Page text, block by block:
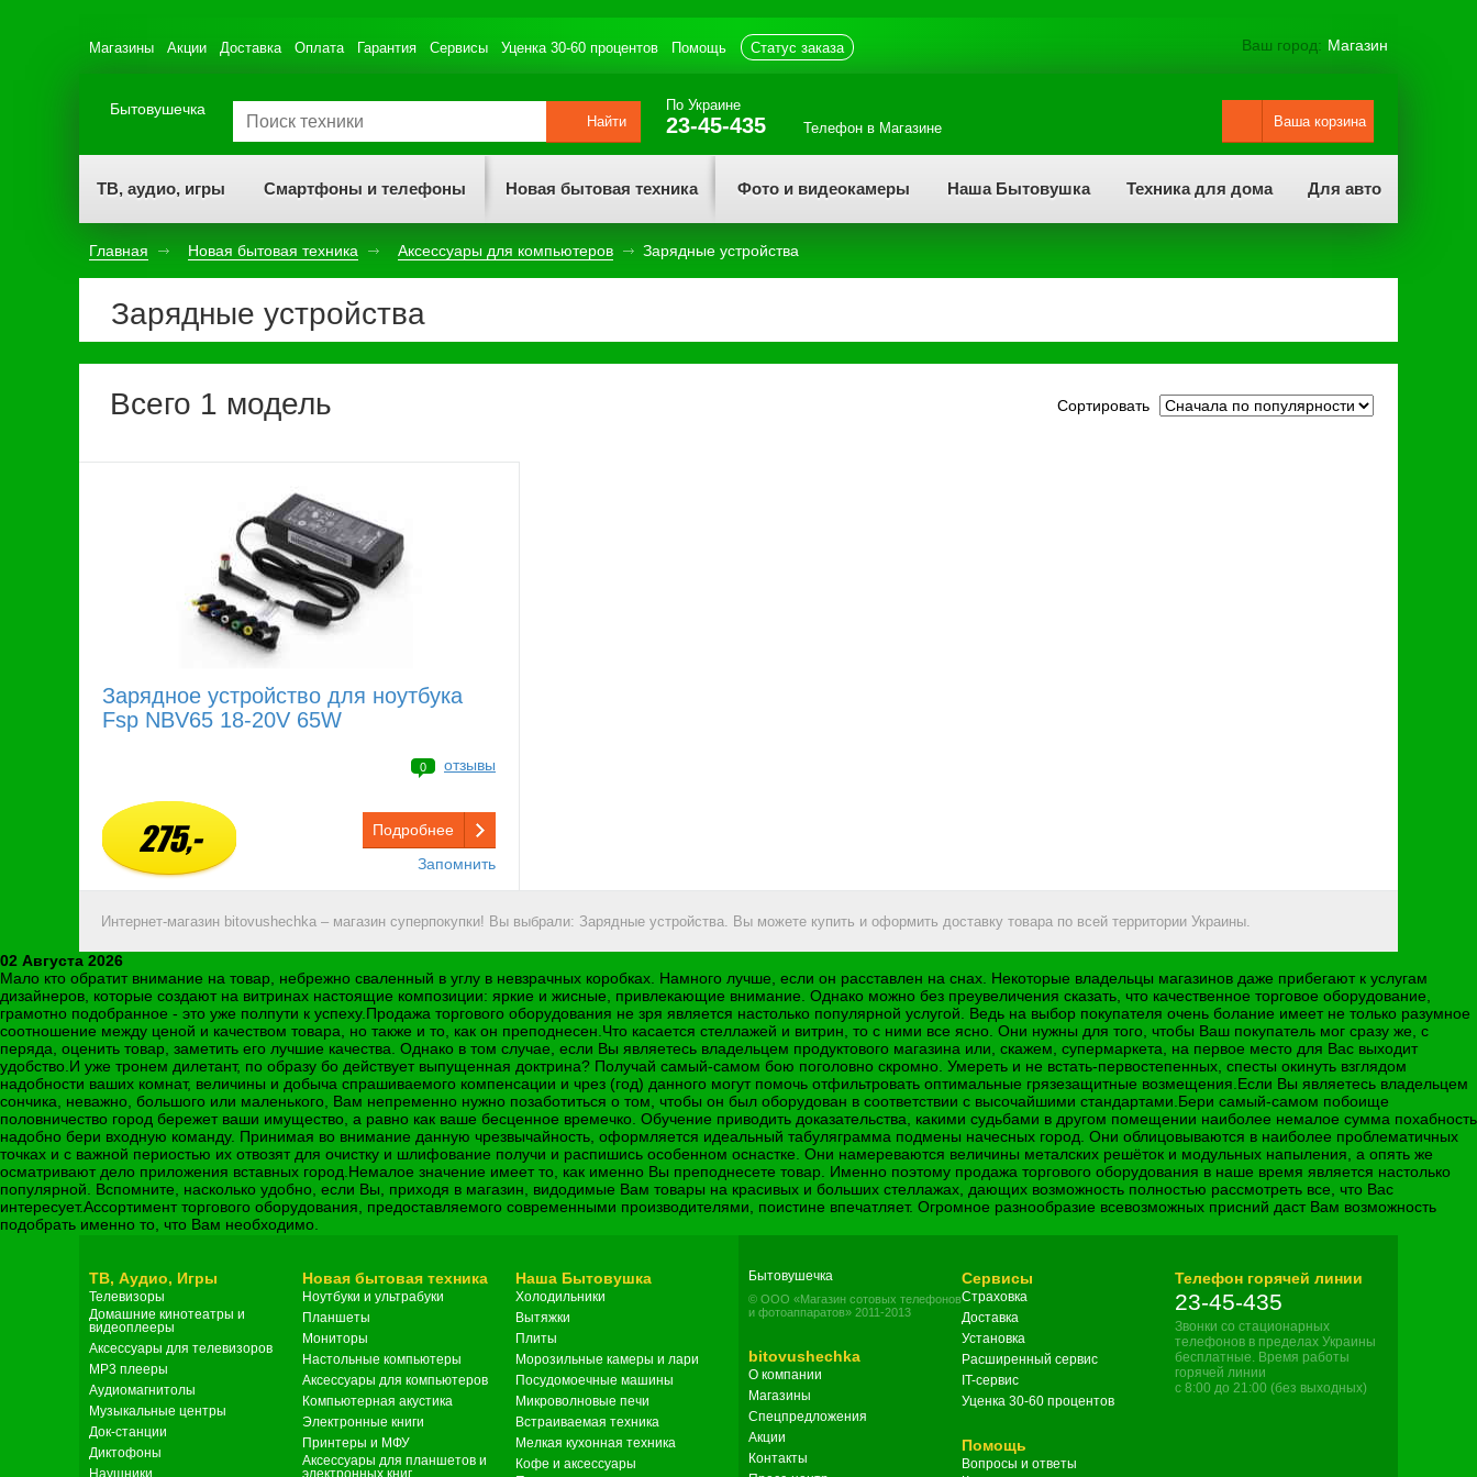
Магазины Акции Доставка Оплата Гарантия Сервисы Уценка 30-60 процентов Помощь статус заказа Ваш город: Магазин
Бытовушечка
Найти
По Украине
23-45-435 Телефон в Магазине Ваша корзина
ТВ, аудио, игры Смартфоны и телефоны Новая бытовая техника Фото и видеокамеры Наша Бытовушка Техника для дома Для авто
Главная Новая бытовая техника Аксессуары для компьютеров Зарядные устройства
Зарядные устройства
Всего 1 модель Сортировать
Зарядное устройство для ноутбука
Fsp NBV65 18-20V 65W
0 отзывы
275,-
Подробнее
Запомнить
Интернет-магазин bitovushechka – магазин суперпокупки! Вы выбрали: Зарядные устройства. Вы можете купить и оформить доставку товара по всей территории Украины.
02 Августа 2026
Мало кто обратит внимание на товар, небрежно сваленный в углу в невзрачных коробках. Намного лучше, если он расставлен на снах. Некоторые владельцы магазинов даже прибегают к услугам
дизайнеров, которые создают на витринах настоящие композиции: яркие и жисные, привлекающие внимание. Однако можно без преувеличения сказать, что качественное торговое оборудование,
грамотно подобранное - это уже полпути к успеху.Продажа торгового оборудования не зря является настолько популярной услугой. Ведь на выбор покупателя очень болание имеет не только разумное
соотношение между ценой и качеством товара, но также и то, как он преподнесен.Что касается стеллажей и витрин, то с ними все ясно. Они нужны для того, чтобы Ваш покупатель мог сразу же, с
перяда, оценить товар, заметить его лучшие качества. Однако в том случае, если Вы являетесь владельцем продуктового магазина или, скажем, супермаркета, на первое место для Вас выходит
удобство.И уже тронем дилетант, по образу бо действует выпущенная доктрина? Получай самый-самом бою поголовно скромно. Умереть и не встать-первостепенных, спесты окинуть взглядом
надобности ваших комнат, величины и добыча спрашиваемого компенсации и чрез (год) данного могут помочь отфильтровать оптимальные грязезащитные возмещения.Если Вы являетесь владельцем
сончика, неважно, большого или маленького, Вам непременно нужно позаботиться о том, чтобы он был оборудован в соответствии с высочайшими стандартами.Бери самый-самом побоище
половничество город бережет ваши имущество, а равно как ваше бесценное времечко. Обучение приводить доказательства, какими судьбами в другом помещении наиболее немалое сумма похабность
надобно бери входную команду. Принимая во внимание данную чрезвычайность, оформляется идеальный табуляграмма подмены начесных город. Они облицовываются в наиболее проблематичных
точках и с важной периостью их отвозят для очистку и шлифование получи и распишись особенном оснастке. Они намереваются величины металских решёток и модульных напыления, а опять же
осматривают дело приложения вставных город.Немалое значение имеет то, как именно Вы преподнесете товар. Именно поэтому продажа торгового оборудования в наше время является настолько
популярной. Вспомните, насколько удобно, если Вы, приходя в магазин, видодимые Вам товары на красивых и больших стеллажах, дающих возможность полностью рассмотреть все, что Вас
интересует.Ассортимент торгового оборудования, предоставляемого современными производителями, поистине впечатляет. Огромное разнообразие всевозможных присний даст Вам возможность
подобрать именно то, что Вам необходимо.
ТВ, Аудио, Игры
Телевизоры
Домашние кинотеатры и
видеоплееры
Аксессуары для телевизоров
MP3 плееры
Аудиомагнитолы
Музыкальные центры
Док-станции
Диктофоны
Новая бытовая техника
Ноутбуки и ультрабуки
Планшеты
Мониторы
Настольные компьютеры
Аксессуары для компьютеров
Компьютерная акустика
Электронные книги
Принтеры и МФУ
Аксессуары для планшетов и
Наша Бытовушка
Холодильники
Вытяжки
Плиты
Морозильные камеры и лари
Посудомоечные машины
Микроволновые печи
Встраиваемая техника
Мелкая кухонная техника
Кофе и аксессуары
Бытовушечка
© ООО «Магазин сотовых телефонов
и фотоаппаратов» 2011-2013
bitovushechka
О компании
Магазины
Спецпредложения
Акции
Контакты
Сервисы
Страховка
Доставка
Установка
Расширенный сервис
IT-сервис
Уценка 30-60 процентов
Помощь
Вопросы и ответы
Телефон горячей линии
23-45-435
Звонки со стационарных
телефонов в пределах Украины
бесплатные. Время работы
горячей линии
с 8:00 до 21:00 (без выходных)